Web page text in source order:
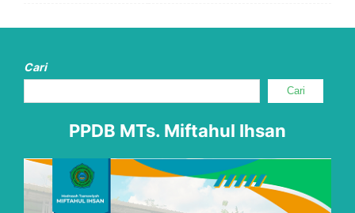
Cari
Cari
PPDB MTs. Miftahul Ihsan